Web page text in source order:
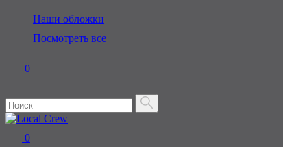
Наши обложки
Посмотреть все
0
0